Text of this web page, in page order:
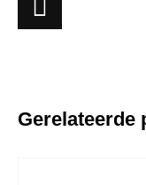
Gerelateerde